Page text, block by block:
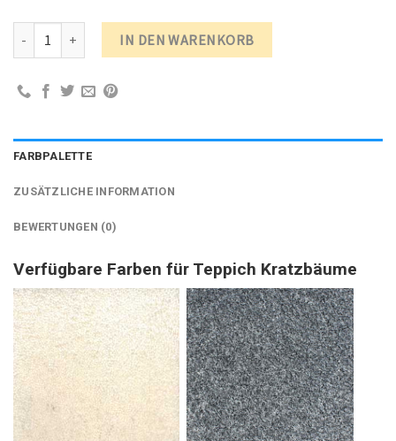
Kratzbaum Robusta Modell 0703 Menge
IN DEN WARENKORB
FARBPALETTE
ZUSÄTZLICHE INFORMATION
BEWERTUNGEN (0)
Verfügbare Farben für Teppich Kratzbäume